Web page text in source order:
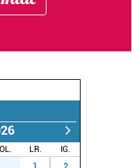
OL. LR.
IG.